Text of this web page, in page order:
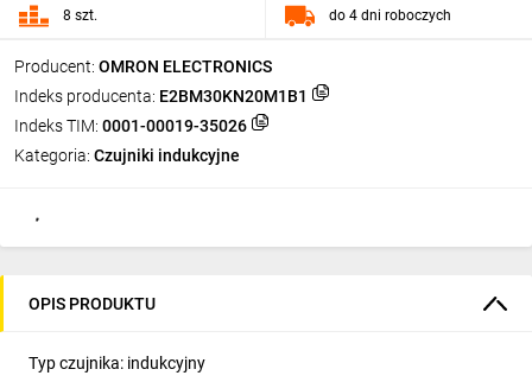
Producent: OMRON ELECTRONICS
Indeks producenta: E2BM30KN20M1B1
Indeks TIM: 0001-00019-35026
Kategoria: Czujniki indukcyjne
8 szt. do 4 dni roboczych
OPIS PRODUKTU
Typ czujnika: indukcyjny